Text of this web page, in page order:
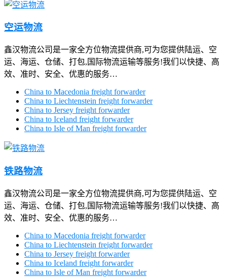
空运物流
鑫汉物流公司是一家全方位物流提供商,可为您提供陆运、空
运、海运、仓储、打包,国际物流运输等服务!我们以快捷、高
效、准时、安全、优惠的服务…
China to Macedonia freight forwarder
China to Liechtenstein freight forwarder
China to Jersey freight forwarder
China to Iceland freight forwarder
China to Isle of Man freight forwarder
铁路物流
鑫汉物流公司是一家全方位物流提供商,可为您提供陆运、空
运、海运、仓储、打包,国际物流运输等服务!我们以快捷、高
效、准时、安全、优惠的服务…
China to Macedonia freight forwarder
China to Liechtenstein freight forwarder
China to Jersey freight forwarder
China to Iceland freight forwarder
China to Isle of Man freight forwarder